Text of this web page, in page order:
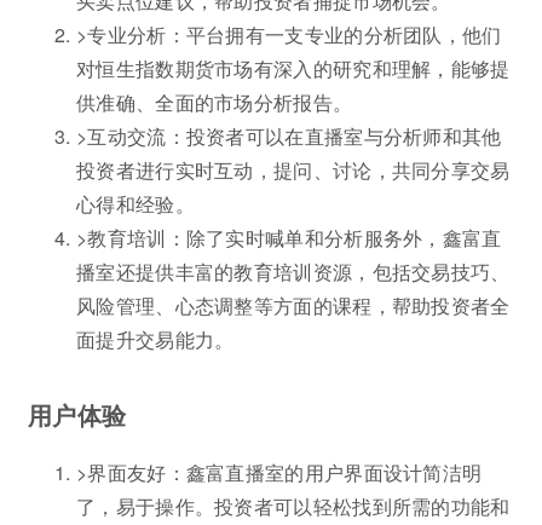
>专业分析：平台拥有一支专业的分析团队，他们
对恒生指数期货市场有深入的研究和理解，能够提
供准确、全面的市场分析报告。
>互动交流：投资者可以在直播室与分析师和其他
投资者进行实时互动，提问、讨论，共同分享交易
心得和经验。
>教育培训：除了实时喊单和分析服务外，鑫富直
播室还提供丰富的教育培训资源，包括交易技巧、
风险管理、心态调整等方面的课程，帮助投资者全
面提升交易能力。
用户体验
>界面友好：鑫富直播室的用户界面设计简洁明
了，易于操作。投资者可以轻松找到所需的功能和